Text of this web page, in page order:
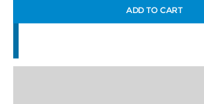
ADD TO CART